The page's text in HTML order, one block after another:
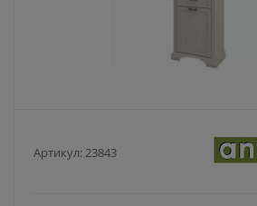
Артикул: 23843